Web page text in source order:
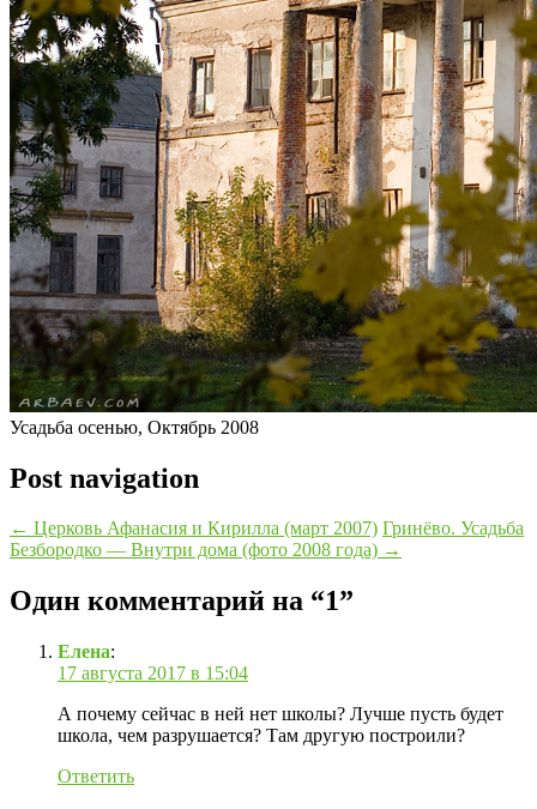
Усадьба осенью, Октябрь 2008
Post navigation
← Церковь Афанасия и Кирилла (март 2007) Гринёво. Усадьба
Безбородко — Внутри дома (фото 2008 года) →
Один комментарий на “1”
Елена:
17 августа 2017 в 15:04
А почему сейчас в ней нет школы? Лучше пусть будет
школа, чем разрушается? Там другую построили?
Ответить